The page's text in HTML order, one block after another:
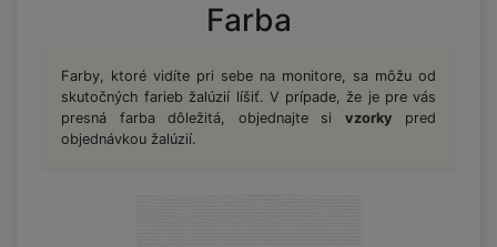
Farba
Farby, ktoré vidíte pri sebe na monitore, sa môžu od
skutočných farieb žalúzií líšiť. V prípade, že je pre vás
presná farba dôležitá, objednajte si vzorky pred
objednávkou žalúzií.